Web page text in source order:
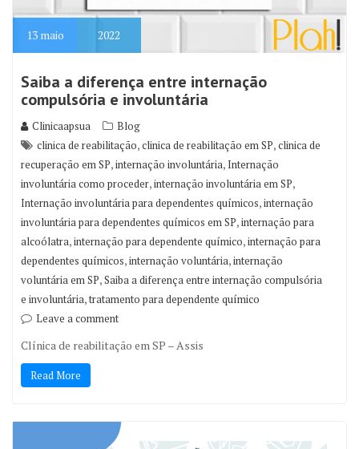
13 maio 2022
Saiba a diferença entre internação
compulsória e involuntária
Clinicaapsua
Blog
clinica de reabilitação,clinica de reabilitação em SP,clinica de
recuperação em SP,internação involuntária, Internação
involuntária como proceder,internação involuntária em SP,
Internação involuntária para dependentes químicos,internação
involuntária para dependentes químicos em SP,internação para
alcoólatra,internação para dependente químico,internação para
dependentes químicos,internação voluntária,internação
voluntária em SP,Saiba a diferença entre internação compulsória
e involuntária,tratamento para dependente químico
Leave a comment
Clínica de reabilitação em SP – Assis
Read More